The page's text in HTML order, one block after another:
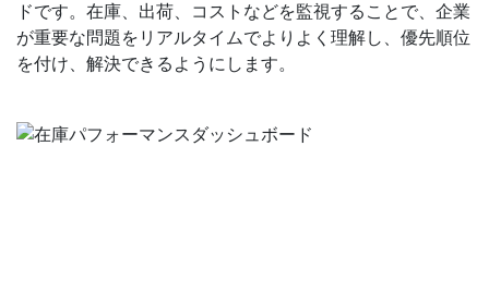
ドです。在庫、出荷、コストなどを監視することで、企業
が重要な問題をリアルタイムでよりよく理解し、優先順位
を付け、解決できるようにします。